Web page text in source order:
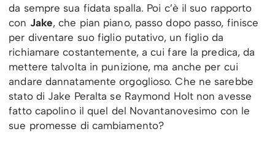
da sempre sua fidata spalla. Poi c’è il suo rapporto
con Jake, che pian piano, passo dopo passo, finisce
per diventare suo figlio putativo, un figlio da
richiamare costantemente, a cui fare la predica, da
mettere talvolta in punizione, ma anche per cui
andare dannatamente orgoglioso. Che ne sarebbe
stato di Jake Peralta se Raymond Holt non avesse
fatto capolino il quel del Novantanovesimo con le
sue promesse di cambiamento?